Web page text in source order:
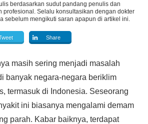
berdasarkan sudut pandang penulis dan
profesional. Selalu konsultasikan dengan dokter
sebelum mengikuti saran apapun di artikel ini.
Share
masih sering menjadi masalah
banyak negara-negara beriklim
termasuk di Indonesia. Seseorang
ini biasanya mengalami demam
parah. Kabar baiknya, terdapat